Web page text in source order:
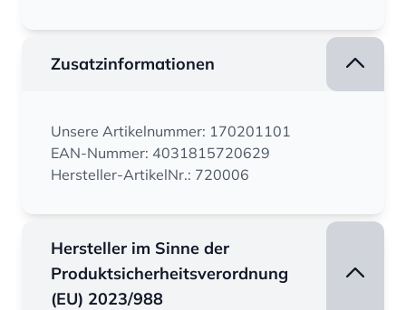
Zusatzinformationen
Unsere Artikelnummer: 170201101
EAN-Nummer: 4031815720629
Hersteller-ArtikelNr.: 720006
Hersteller im Sinne der
Produktsicherheitsverordnung
(EU) 2023/988